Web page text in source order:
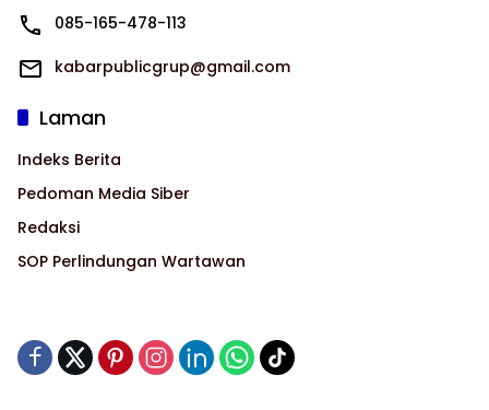
085-165-478-113
kabarpublicgrup@gmail.com
Laman
Indeks Berita
Pedoman Media Siber
Redaksi
SOP Perlindungan Wartawan